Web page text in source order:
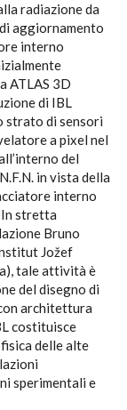
radiazione da
aggiornamento
interno
ATLAS 3D
di IBL
strato di sensori
a pixel nel
del
in vista della
interno
stretta
Bruno
Jožef
tale attività è
del disegno di
architettura
costituisce
delle alte
sperimentali e